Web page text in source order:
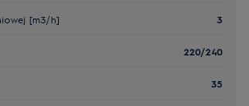
[m3/h] 3
220/240
35